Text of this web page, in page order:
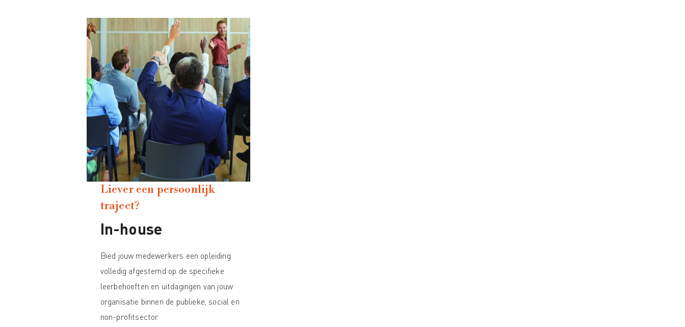
Liever een persoonlijk
traject?
In-house
Bied jouw medewerkers een opleiding
volledig afgestemd op de specifieke
leerbehoeften en uitdagingen van jouw
organisatie binnen de publieke, social en
non-profitsector.